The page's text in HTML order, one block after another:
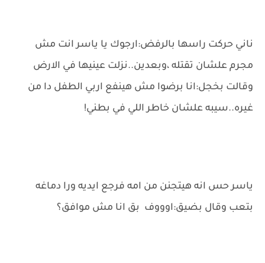
ناني حركت راسها بالرفض:ارجوك يا ياسر انت مش
مجرم علشان تقتله ،وبعدين..نزلت عينيها في الارض
وقالت بخجل:انا برضوا مش هينفع اربي الطفل دا من
غيره..سيبه علشان خاطر اللي في بطني!
ياسر حس انه هيتجنن من امه فرجع ايديه ورا دماغه
بتعب وقال بضيق:اوووف بق انا مش موافق؟